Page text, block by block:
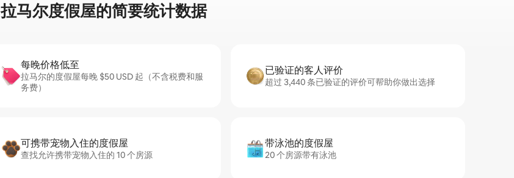
拉马尔度假屋的简要统计数据
每晚价格低至
拉马尔的度假屋每晚 $50 USD 起（不含税费和服
务费）
已验证的客人评价
超过 3,440 条已验证的评价可帮助你做出选择
可携带宠物入住的度假屋
查找允许携带宠物入住的 10 个房源
带泳池的度假屋
20 个房源带有泳池